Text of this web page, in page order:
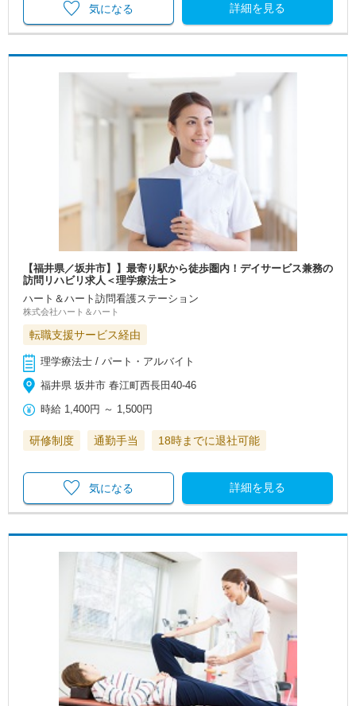
詳細を見る
気になる
【福井県／坂井市】】最寄り駅から徒歩圏内！デイサービス兼務の
訪問リハビリ求人＜理学療法士＞
ハート＆ハート訪問看護ステーション
株式会社ハート＆ハート
転職支援サービス経由
理学療法士 / パート・アルバイト
福井県 坂井市 春江町西長田40-46
時給 1,400円 ～ 1,500円
研修制度 通勤手当 18時までに退社可能
詳細を見る
気になる